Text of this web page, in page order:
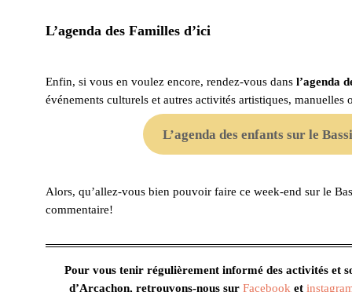
L’agenda des Familles d’ici
Enfin, si vous en voulez encore, rendez-vous dans l’agenda
événements culturels et autres activités artistiques,
L’agenda des enfants sur le
Alors, qu’allez-vous bien pouvoir faire ce week-end sur le
commentaire!
Pour vous tenir régulièrement informé des activités et
d’Arcachon, retrouvons-nous surFacebook et